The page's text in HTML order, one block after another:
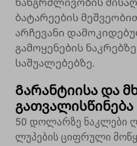
ხანგრძლივობის
ბატარეების
არჩევანი
გამოყენების
საშუალებებზე.
Გარანტიისა და
გათვალისწინება
50 დოლარზე ნაკლები
ლუპების ციფრული